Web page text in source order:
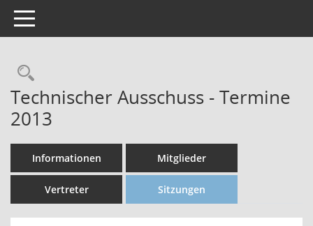
Toggle navigation
Technischer Ausschuss - Termine
2013
Informationen Mitglieder
Vertreter Sitzungen